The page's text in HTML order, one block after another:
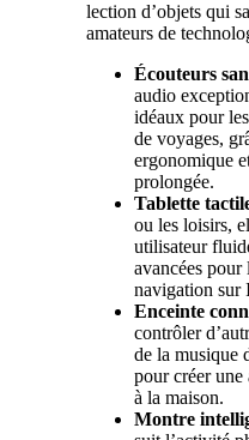
lection d’objets qui
amateurs de
Écouteurs
audio
idéaux pour
de voyages,
ergonomique
prolongée.
Tablette
ou les loisirs,
utilisateur
avancées
navigation sur
Enceinte
contrôler
de la musique
pour créer une
à la maison.
Montre